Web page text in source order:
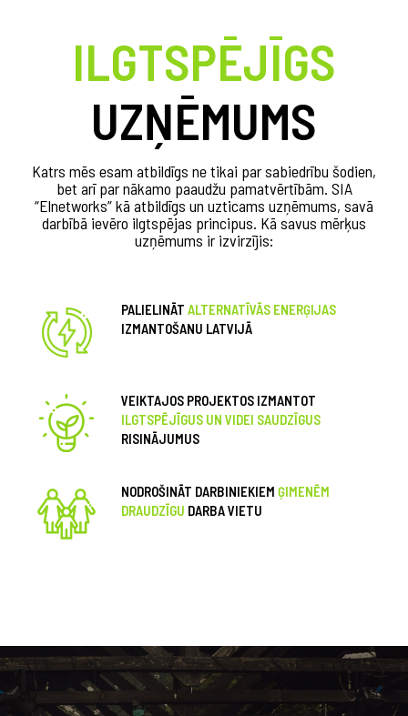
ILGTSPĒJĪGS
UZŅĒMUMS
Katrs mēs esam atbildīgs ne tikai par sabiedrību šodien,
bet arī par nākamo paaudžu pamatvērtībām. SIA
“Elnetworks” kā atbildīgs un uzticams uzņēmums, savā
darbībā ievēro ilgtspējas principus. Kā savus mērķus
uzņēmums ir izvirzījis:
PALIELINĀT ALTERNATĪVĀS ENERĢIJAS
IZMANTOŠANU LATVIJĀ
VEIKTAJOS PROJEKTOS IZMANTOT
ILGTSPĒJĪGUS UN VIDEI SAUDZĪGUS
RISINĀJUMUS
NODROŠINĀT DARBINIEKIEM ĢIMENĒM
DRAUDZĪGU DARBA VIETU